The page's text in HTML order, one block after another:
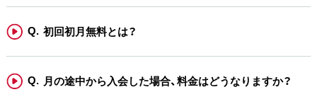
初回初月無料とは？
月の途中から入会した場合、料金はどうなりますか？